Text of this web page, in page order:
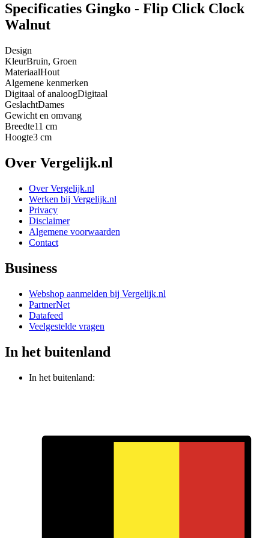
Specificaties Gingko - Flip Click Clock
Walnut
Design
KleurBruin, Groen
MateriaalHout
Algemene kenmerken
Digitaal of analoogDigitaal
GeslachtDames
Gewicht en omvang
Breedte11 cm
Hoogte3 cm
Over Vergelijk.nl
Over Vergelijk.nl
Werken bij Vergelijk.nl
Privacy
Disclaimer
Algemene voorwaarden
Contact
Business
Webshop aanmelden bij Vergelijk.nl
PartnerNet
Datafeed
Veelgestelde vragen
In het buitenland
In het buitenland: